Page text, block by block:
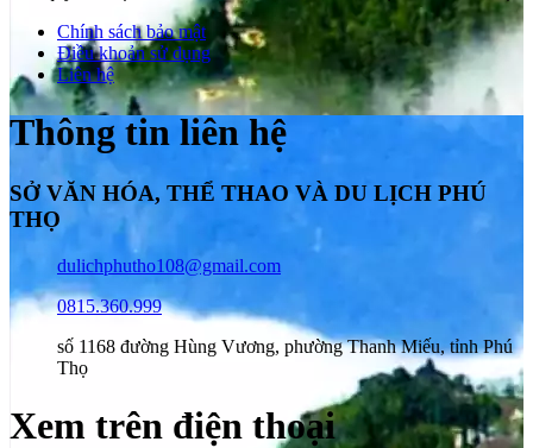
Chính sách bảo mật
Điều khoản sử dụng
Liên hệ
Thông tin liên hệ
SỞ VĂN HÓA, THỂ THAO VÀ DU LỊCH PHÚ
THỌ
dulichphutho108@gmail.com
0815.360.999
số 1168 đường Hùng Vương, phường Thanh Miếu, tỉnh Phú
Thọ
Xem trên điện thoại